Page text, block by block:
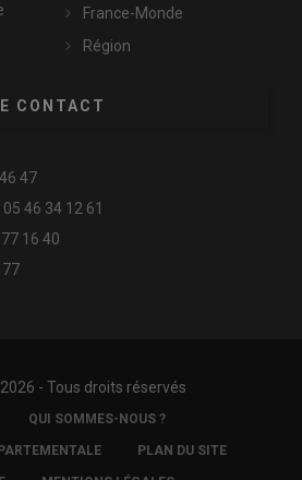
France-Monde
Région
CONTACT
47
46 34 12 61
16 40
77
- Tous droits réservés
QUI SOMMES-NOUS ?
PLAN DU SITE